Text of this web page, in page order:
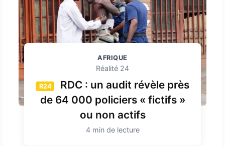
AFRIQUE
Réalité 24
R24
RDC : un audit révèle près
de 64 000 policiers « fictifs »
ou non actifs
4 min de lecture